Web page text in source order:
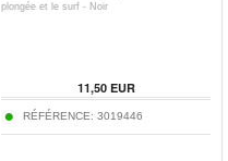
plongée et le surf - Noir
11,50EUR
RÉFÉRENCE: 3019446